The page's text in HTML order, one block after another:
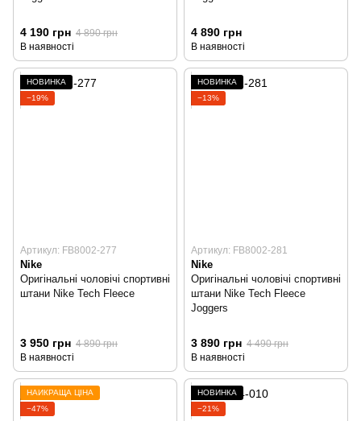
4 190 грн 4 890 грн
В наявності
4 890 грн
В наявності
НОВИНКА
−19%
Артикул: FB8002-277
Nike
Оригінальні чоловічі спортивні
штани Nike Tech Fleece
3 950 грн 4 890 грн
В наявності
НОВИНКА
−13%
Артикул: FB8002-281
Nike
Оригінальні чоловічі спортивні
штани Nike Tech Fleece
Joggers
3 890 грн 4 490 грн
В наявності
НАЙКРАЩА ЦІНА
−47%
НОВИНКА
−21%